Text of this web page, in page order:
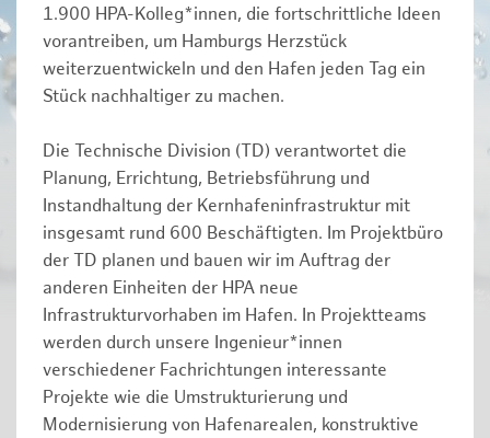
1.900 HPA-Kolleg*innen, die fortschrittliche Ideen
vorantreiben, um Hamburgs Herzstück
weiterzuentwickeln und den Hafen jeden Tag ein
Stück nachhaltiger zu machen.
Die Technische Division (TD) verantwortet die
Planung, Errichtung, Betriebsführung und
Instandhaltung der Kernhafeninfrastruktur mit
insgesamt rund 600 Beschäftigten. Im Projektbüro
der TD planen und bauen wir im Auftrag der
anderen Einheiten der HPA neue
Infrastrukturvorhaben im Hafen. In Projektteams
werden durch unsere Ingenieur*innen
verschiedener Fachrichtungen interessante
Projekte wie die Umstrukturierung und
Modernisierung von Hafenarealen, konstruktive